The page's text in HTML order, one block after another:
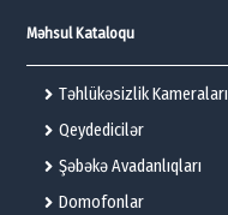
Məhsul Kataloqu
Təhlükəsizlik Kameraları
Qeydedicilər
Şəbəkə Avadanlıqları
Domofonlar